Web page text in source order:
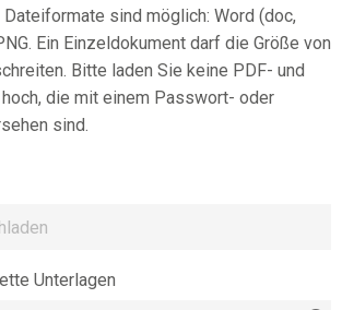
sind möglich: Word (doc,
Ein Einzeldokument darf die Größe von
Bitte laden Sie keine PDF- und
die mit einem Passwort- oder
sind.
Unterlagen